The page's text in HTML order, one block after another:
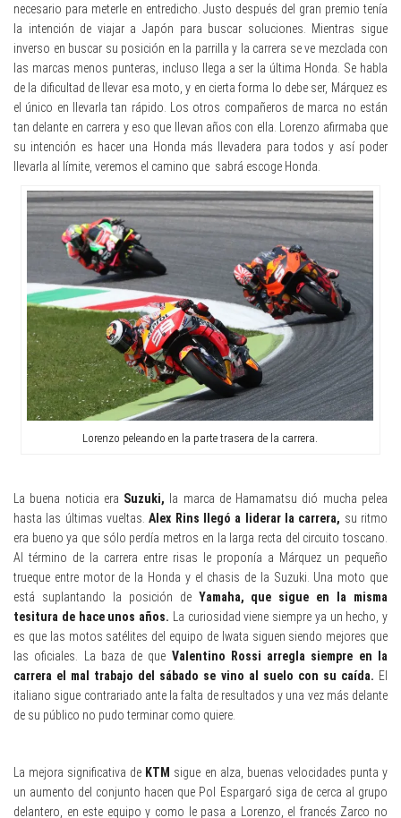
necesario para meterle en entredicho. Justo después del gran premio tenía
la intención de viajar a Japón para buscar soluciones. Mientras sigue
inverso en buscar su posición en la parrilla y la carrera se ve mezclada con
las marcas menos punteras, incluso llega a ser la última Honda. Se habla
de la dificultad de llevar esa moto, y en cierta forma lo debe ser, Márquez es
el único en llevarla tan rápido. Los otros compañeros de marca no están
tan delante en carrera y eso que llevan años con ella. Lorenzo afirmaba que
su intención es hacer una Honda más llevadera para todos y así poder
llevarla al límite, veremos el camino que sabrá escoge Honda.
Lorenzo peleando en la parte trasera de la carrera.
La buena noticia era Suzuki, la marca de Hamamatsu dió mucha pelea
hasta las últimas vueltas.Alex Rins llegó a liderar la carrera, su ritmo
era bueno ya que sólo perdía metros en la larga recta del circuito toscano.
Al término de la carrera entre risas le proponía a Márquez un pequeño
trueque entre motor de la Honda y el chasis de la Suzuki. Una moto que
está suplantando la posición de Yamaha, que sigue en la misma
tesitura de hace unos años. La curiosidad viene siempre ya un hecho, y
es que las motos satélites del equipo de Iwata siguen siendo mejores que
las oficiales. La baza de que Valentino Rossi arregla siempre en la
carrera el mal trabajo del sábado se vino al suelo con su caída. El
italiano sigue contrariado ante la falta de resultados y una vez más delante
de su público no pudo terminar como quiere.
La mejora significativa de KTM sigue en alza, buenas velocidades punta y
un aumento del conjunto hacen que Pol Espargaró siga de cerca al grupo
delantero, en este equipo y como le pasa a Lorenzo, el francés Zarco no